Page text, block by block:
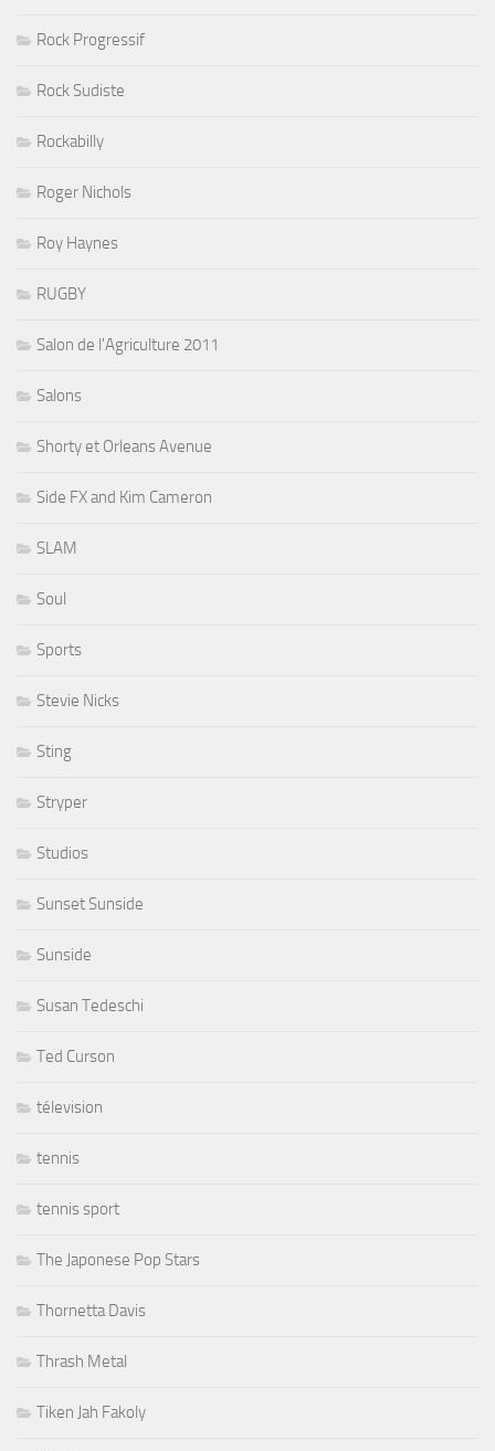
Rock Progressif
Rock Sudiste
Rockabilly
Roger Nichols
Roy Haynes
RUGBY
Salon de l'Agriculture 2011
Salons
Shorty et Orleans Avenue
Side FX and Kim Cameron
SLAM
Soul
Sports
Stevie Nicks
Sting
Stryper
Studios
Sunset Sunside
Sunside
Susan Tedeschi
Ted Curson
télevision
tennis
tennis sport
The Japonese Pop Stars
Thornetta Davis
Thrash Metal
Tiken Jah Fakoly